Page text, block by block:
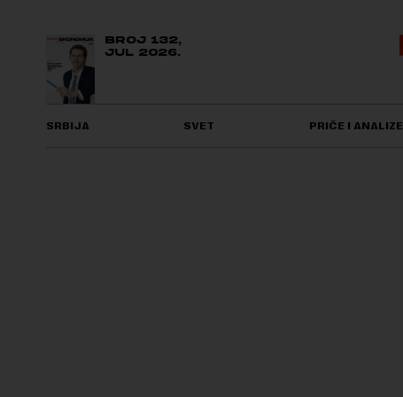
BROJ 132,
JUL 2026.
SRBIJA SVET PRIČE I ANALIZE